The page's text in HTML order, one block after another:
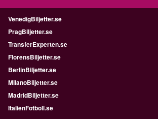
VenedigBiljetter.se
PragBiljetter.se
TransferExperten.se
FlorensBiljetter.se
BerlinBiljetter.se
MilanoBiljetter.se
MadridBiljetter.se
ItalienFotboll.se